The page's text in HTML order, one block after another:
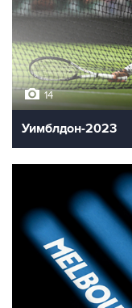
14
Уимблдон-2023